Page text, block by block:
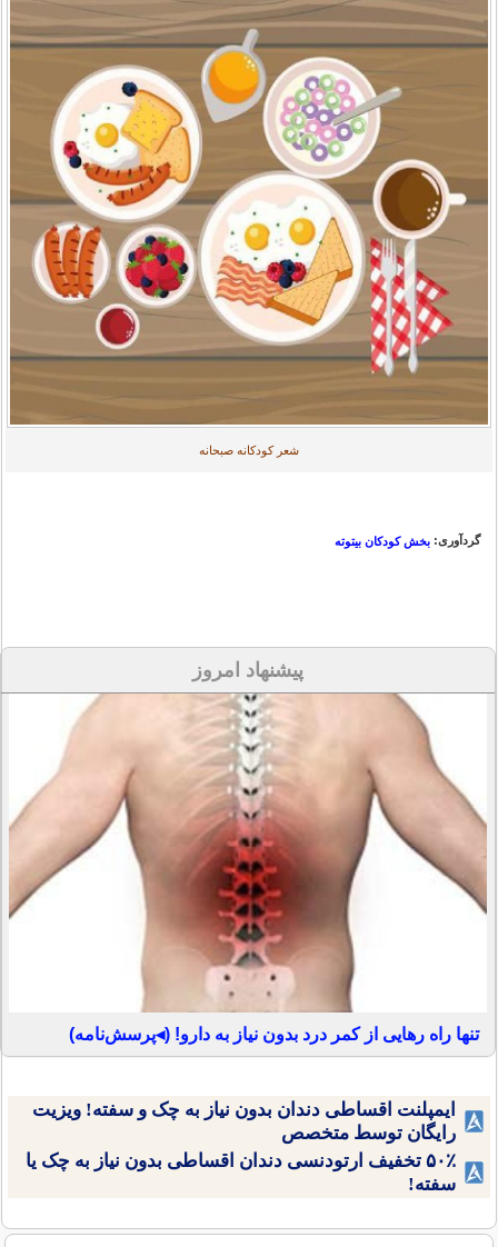
شعر کودکانه صبحانه
گردآوری: بخش کودکان بیتوته
پیشنهاد امروز
تنها راه رهایی از کمر درد بدون نیاز به دارو! (◂پرسش‌نامه)
ایمپلنت اقساطی دندان بدون نیاز به چک و سفته! ویزیت
رایگان توسط متخصص
۵۰٪ تخفیف ارتودنسی دندان اقساطی بدون نیاز به چک یا
سفته!